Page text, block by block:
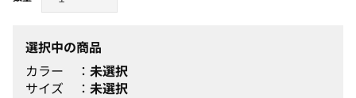
選択中の商品
カラー
未選択
サイズ
未選択